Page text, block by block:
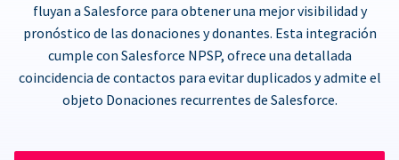
fluyan a Salesforce para obtener una mejor visibilidad y
pronóstico de las donaciones y donantes. Esta integración
cumple con Salesforce NPSP, ofrece una detallada
coincidencia de contactos para evitar duplicados y admite el
objeto Donaciones recurrentes de Salesforce.